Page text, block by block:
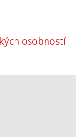
osobností